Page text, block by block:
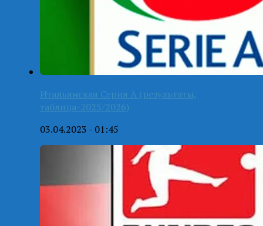
Итальянская Серия А (результаты,
таблица-2025/2026)
03.04.2023 - 01:45